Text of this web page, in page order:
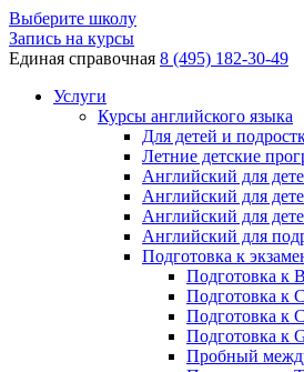
Выберите школу
Запись на курсы
Единая справочная 8 (495) 182-30-49
Услуги
Курсы английского языка
Для детей и
Летние детские
Английский для
Английский для
Английский для
Английский для
Подготовка к
Подготовка к
Подготовка к
Подготовка к
Подготовка к
Пробный